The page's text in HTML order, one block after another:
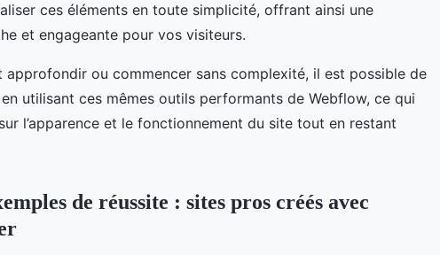
ces éléments en toute simplicité, offrant ainsi une
et engageante pour vos visiteurs.
approfondir ou commencer sans complexité, il est possible de
utilisant ces mêmes outils performants de Webflow, ce qui
l’apparence et le fonctionnement du site tout en restant
de réussite : sites pros créés avec